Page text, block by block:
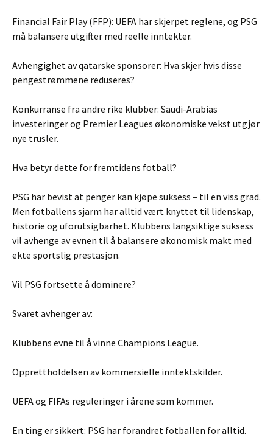
Financial Fair Play (FFP): UEFA har skjerpet reglene, og PSG
må balansere utgifter med reelle inntekter.
Avhengighet av qatarske sponsorer: Hva skjer hvis disse
pengestrømmene reduseres?
Konkurranse fra andre rike klubber: Saudi-Arabias
investeringer og Premier Leagues økonomiske vekst utgjør
nye trusler.
Hva betyr dette for fremtidens fotball?
PSG har bevist at penger kan kjøpe suksess – til en viss grad.
Men fotballens sjarm har alltid vært knyttet til lidenskap,
historie og uforutsigbarhet. Klubbens langsiktige suksess
vil avhenge av evnen til å balansere økonomisk makt med
ekte sportslig prestasjon.
Vil PSG fortsette å dominere?
Svaret avhenger av:
Klubbens evne til å vinne Champions League.
Opprettholdelsen av kommersielle inntektskilder.
UEFA og FIFAs reguleringer i årene som kommer.
En ting er sikkert: PSG har forandret fotballen for alltid.